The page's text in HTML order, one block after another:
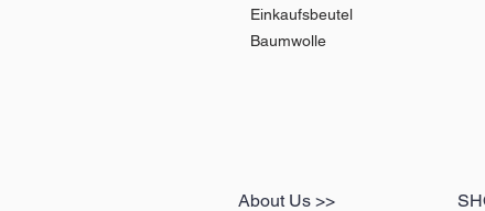
Einkaufsbeutel
Baumwolle
About Us >>